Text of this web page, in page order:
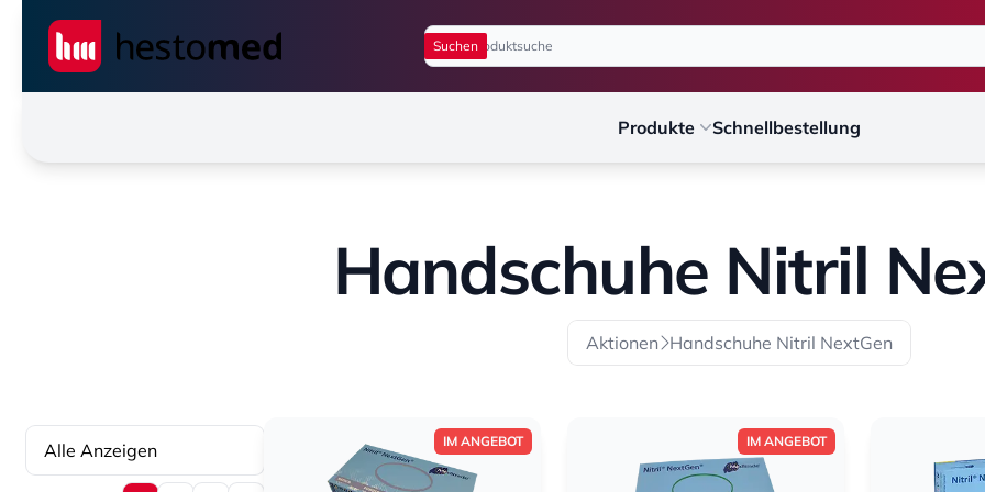
Seiwert GmbH
Produkte Schnellbestellung
Handschuhe Nitril
Aktionen Handschuhe Nitril NextGen
Alle Anzeigen IM ANGEBOT IM ANGEBOT